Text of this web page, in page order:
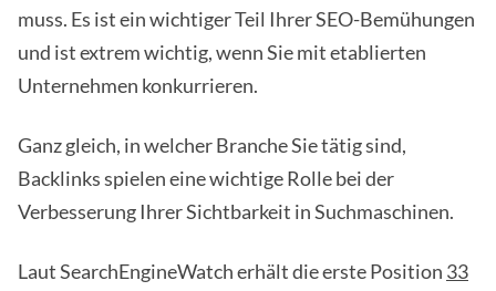
muss. Es ist ein wichtiger Teil Ihrer SEO-Bemühungen
und ist extrem wichtig, wenn Sie mit etablierten
Unternehmen konkurrieren.
Ganz gleich, in welcher Branche Sie tätig sind,
Backlinks spielen eine wichtige Rolle bei der
Verbesserung Ihrer Sichtbarkeit in Suchmaschinen.
Laut SearchEngineWatch erhält die erste Position 33